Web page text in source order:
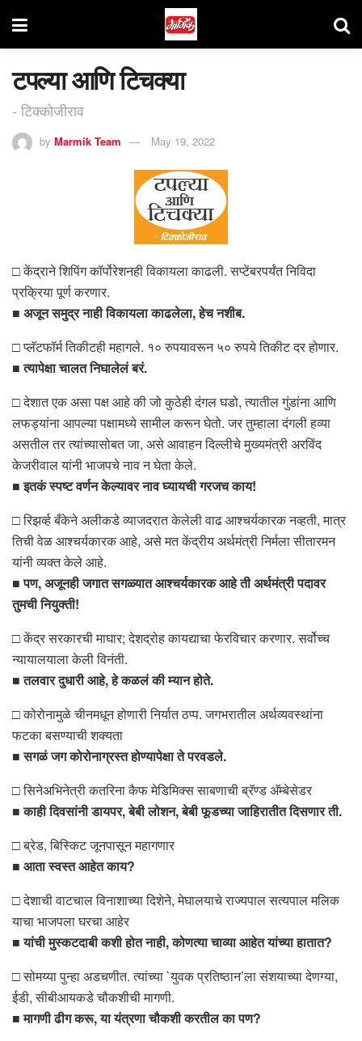
टपल्या आणि टिचक्या
- टिक्कोजीराव
by Marmik Team May 19, 2022
□ केंद्राने शिपिंग कॉर्पोरेशनही विकायला काढली. सप्टेंबरपर्यंत निविदा
प्रक्रिया पूर्ण करणार.
■ अजून समुद्र नाही विकायला काढलेला, हेच नशीब.
□ प्लॅटफॉर्म तिकीटही महागले. १० रुपयावरून ५० रुपये तिकीट दर होणार.
■ त्यापेक्षा चालत निघालेलं बरं.
□ देशात एक असा पक्ष आहे की जो कुठेही दंगल घडो, त्यातील गुंडांना आणि
लफड्यांना आपल्या पक्षामध्ये सामील करून घेतो. जर तुम्हाला दंगली हव्या
असतील तर त्यांच्यासोबत जा, असे आवाहन दिल्लीचे मुख्यमंत्री अरविंद
केजरीवाल यांनी भाजपचे नाव न घेता केले.
■ इतकं स्पष्ट वर्णन केल्यावर नाव घ्यायची गरजच काय!
□ रिझर्व्ह बँकेने अलीकडे व्याजदरात केलेली वाढ आश्चर्यकारक नव्हती, मात्र
तिची वेळ आश्चर्यकारक आहे, असे मत केंद्रीय अर्थमंत्री निर्मला सीतारमन
यांनी व्यक्त केले आहे.
■ पण, अजूनही जगात सगळ्यात आश्चर्यकारक आहे ती अर्थमंत्री पदावर
तुमची नियुक्ती!
□ केंद्र सरकारची माघार; देशद्रोह कायद्याचा फेरविचार करणार. सर्वोच्च
न्यायालयाला केली विनंती.
■ तलवार दुधारी आहे, हे कळलं की म्यान होते.
□ कोरोनामुळे चीनमधून होणारी निर्यात ठप्प. जगभरातील अर्थव्यवस्थांना
फटका बसण्याची शक्यता
■ सगळं जग कोरोनाग्रस्त होण्यापेक्षा ते परवडले.
□ सिनेअभिनेत्री कतरिना कैफ मेडिमिक्स साबणाची ब्रॅण्ड अ‍ॅम्बेसेडर
■ काही दिवसांनी डायपर, बेबी लोशन, बेबी फूडच्या जाहिरातीत दिसणार ती.
□ ब्रेड, बिस्किट जूनपासून महागणार
■ आता स्वस्त आहेत काय?
□ देशाची वाटचाल विनाशाच्या दिशेने, मेघालयाचे राज्यपाल सत्यपाल मलिक
याचा भाजपला घरचा आहेर
■ यांची मुस्कटदाबी कशी होत नाही, कोणत्या चाव्या आहेत यांच्या हातात?
□ सोमय्या पुन्हा अडचणीत. त्यांच्या `युवक प्रतिष्ठान’ला संशयाच्या देणग्या,
ईडी, सीबीआयकडे चौकशीची मागणी.
■ मागणी ढीग करू, या यंत्रणा चौकशी करतील का पण?